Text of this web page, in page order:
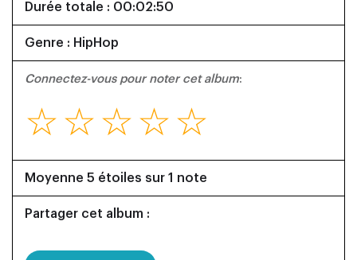
Durée totale : 00:02:50
Genre : HipHop
Connectez-vous pour noter cet album:
☆
☆
☆
☆
☆
Moyenne 5 étoiles sur 1 note
Partager cet album :